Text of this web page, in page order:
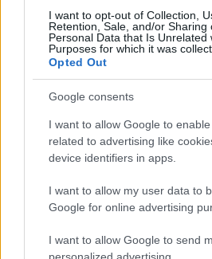
I want to opt-out of Collection,
Retention, Sale, and/or Sharing
Personal Data that Is Unrelated
Purposes for which it was
Opted Out
Google consents
I want to allow Google to
related to advertising like
device identifiers in apps.
I want to allow my user data to
Google for online advertising
I want to allow Google to send
Történelmi táj, amelynek
megújul a tatai Angolkert
A projekt részeként megújulnak a
műemlékek, köztük a különleges
Várkanyarban álló Nepomuki Szent
M1 bővítés: már
Bicske Kelet
Új